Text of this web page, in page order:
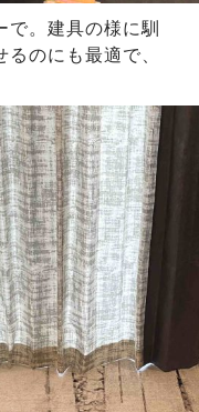
で。建具の様に馴
のにも最適で、